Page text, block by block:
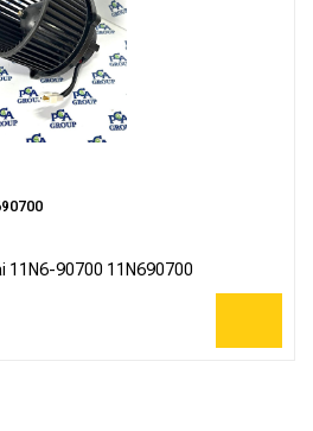
11N6-90700 11N690700